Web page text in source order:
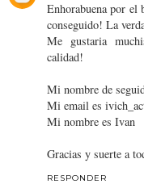
Enhorabuena por el
conseguido! La
Me gustaria
calidad!
Mi nombre de
Mi email es
Mi nombre es Ivan
Gracias y suerte a
RESPONDER